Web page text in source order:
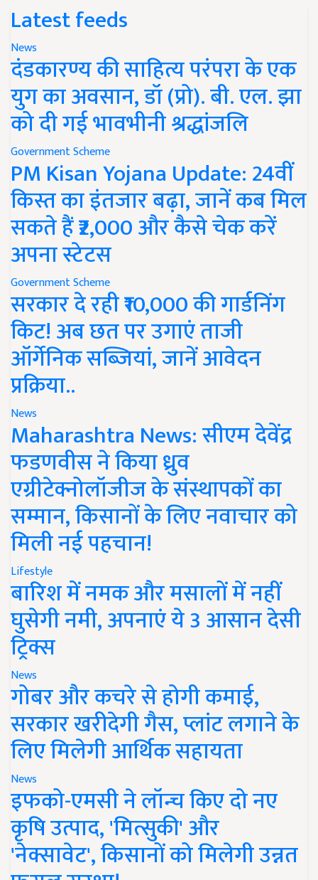
Latest feeds
News
दंडकारण्य की साहित्य परंपरा के एक
युग का अवसान, डॉ (प्रो). बी. एल. झा
को दी गई भावभीनी श्रद्धांजलि
Government Scheme
PM Kisan Yojana Update: 24वीं
किस्त का इंतजार बढ़ा, जानें कब मिल
सकते हैं ₹2,000 और कैसे चेक करें
अपना स्टेटस
Government Scheme
सरकार दे रही ₹10,000 की गार्डनिंग
किट! अब छत पर उगाएं ताजी
ऑर्गेनिक सब्जियां, जानें आवेदन
प्रक्रिया..
News
Maharashtra News: सीएम देवेंद्र
फडणवीस ने किया ध्रुव
एग्रीटेक्नोलॉजीज के संस्थापकों का
सम्मान, किसानों के लिए नवाचार को
मिली नई पहचान!
Lifestyle
बारिश में नमक और मसालों में नहीं
घुसेगी नमी, अपनाएं ये 3 आसान देसी
ट्रिक्स
News
गोबर और कचरे से होगी कमाई,
सरकार खरीदेगी गैस, प्लांट लगाने के
लिए मिलेगी आर्थिक सहायता
News
इफको-एमसी ने लॉन्च किए दो नए
कृषि उत्पाद, 'मित्सुकी' और
'नेक्सावेट', किसानों को मिलेगी उन्नत